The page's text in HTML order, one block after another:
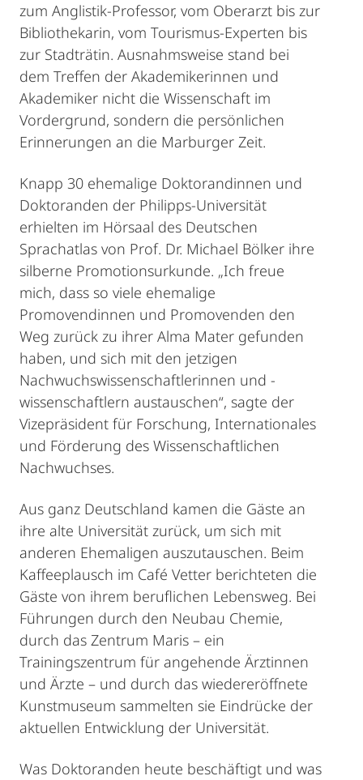
zum Anglistik-Professor, vom Oberarzt bis zur
Bibliothekarin, vom Tourismus-Experten bis
zur Stadträtin. Ausnahmsweise stand bei
dem Treffen der Akademikerinnen und
Akademiker nicht die Wissenschaft im
Vordergrund, sondern die persönlichen
Erinnerungen an die Marburger Zeit.
Knapp 30 ehemalige Doktorandinnen und
Doktoranden der Philipps-Universität
erhielten im Hörsaal des Deutschen
Sprachatlas von Prof. Dr. Michael Bölker ihre
silberne Promotionsurkunde. „Ich freue
mich, dass so viele ehemalige
Promovendinnen und Promovenden den
Weg zurück zu ihrer Alma Mater gefunden
haben, und sich mit den jetzigen
Nachwuchswissenschaftlerinnen und -
wissenschaftlern austauschen“, sagte der
Vizepräsident für Forschung, Internationales
und Förderung des Wissenschaftlichen
Nachwuchses.
Aus ganz Deutschland kamen die Gäste an
ihre alte Universität zurück, um sich mit
anderen Ehemaligen auszutauschen. Beim
Kaffeeplausch im Café Vetter berichteten die
Gäste von ihrem beruflichen Lebensweg. Bei
Führungen durch den Neubau Chemie,
durch das Zentrum Maris – ein
Trainingszentrum für angehende Ärztinnen
und Ärzte – und durch das wiedereröffnete
Kunstmuseum sammelten sie Eindrücke der
aktuellen Entwicklung der Universität.
Was Doktoranden heute beschäftigt und was